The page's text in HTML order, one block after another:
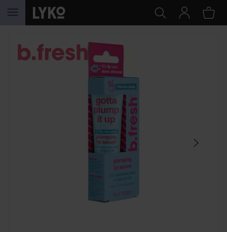
SIIRTYÄ JHK SISÄLTÖÖN
OHITA OSIO